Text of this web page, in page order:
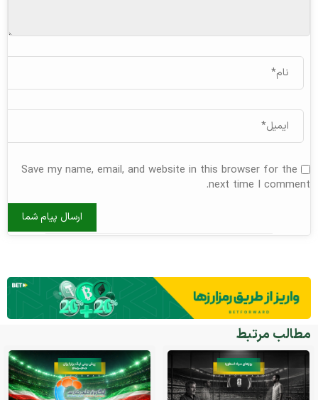
Save my name, email, and website in this browser for the
next time I comment.
مطالب مرتبط